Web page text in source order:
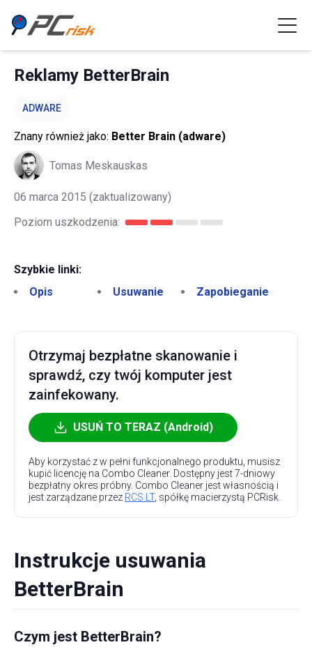
Reklamy BetterBrain
ADWARE
Znany również jako: Better Brain (adware)
Tomas Meskauskas
06 marca 2015 (zaktualizowany)
Poziom uszkodzenia:
Szybkie linki:
Opis
Usuwanie Zapobieganie
Otrzymaj bezpłatne skanowanie i
sprawdź, czy twój komputer jest
zainfekowany.
USUŃ TO TERAZ (Android)
Aby korzystać z w pełni funkcjonalnego produktu, musisz
kupić licencję na Combo Cleaner. Dostępny jest 7-dniowy
bezpłatny okres próbny. Combo Cleaner jest własnością i
jest zarządzane przez RCS LT, spółkę macierzystą PCRisk.
Instrukcje usuwania
BetterBrain
Czym jest BetterBrain?